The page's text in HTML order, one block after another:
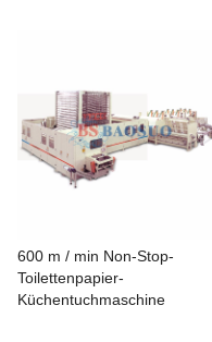
600 m / min Non-Stop-
Toilettenpapier-
Küchentuchmaschine